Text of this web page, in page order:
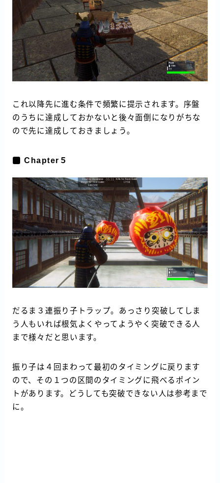
これ以降先に進む条件で頻繁に提示されます。序盤
のうちに達成しておかないと後々面倒になりがちな
ので先に達成しておきましょう。
Chapter５
だるま３連振り子トラップ。あっさり突破してしま
う人もいれば根気よくやってようやく突破できる人
まで様々だと思います。
振り子は４回まわって最初のタイミングに戻ります
ので、その１つの区間のタイミングに飛べるポイン
トがあります。どうしても突破できない人は参考まで
に。